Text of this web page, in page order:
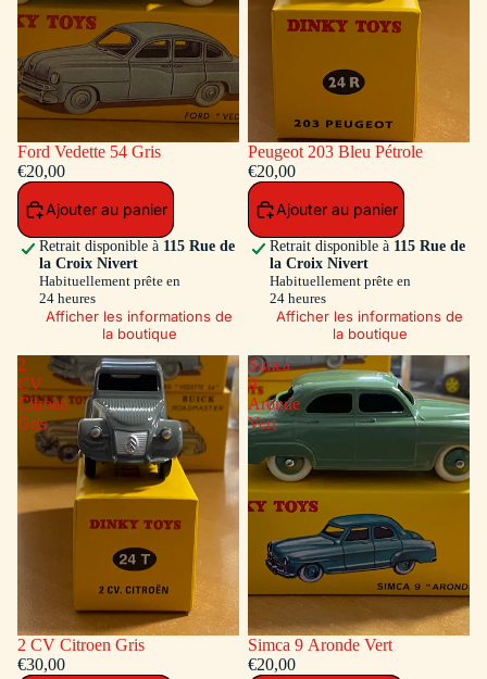
Ford Vedette 54 Gris
€20,00
Ajouter au panier
Retrait disponible à 115 Rue de
la Croix Nivert
Habituellement prête en
24 heures
Afficher les informations de
la boutique
Peugeot 203 Bleu Pétrole
€20,00
Ajouter au panier
Retrait disponible à 115 Rue de
la Croix Nivert
Habituellement prête en
24 heures
Afficher les informations de
la boutique
2
CV
Citroen
Gris
2 CV Citroen Gris
€30,00
Simca
9
Aronde
Vert
Simca 9 Aronde Vert
€20,00